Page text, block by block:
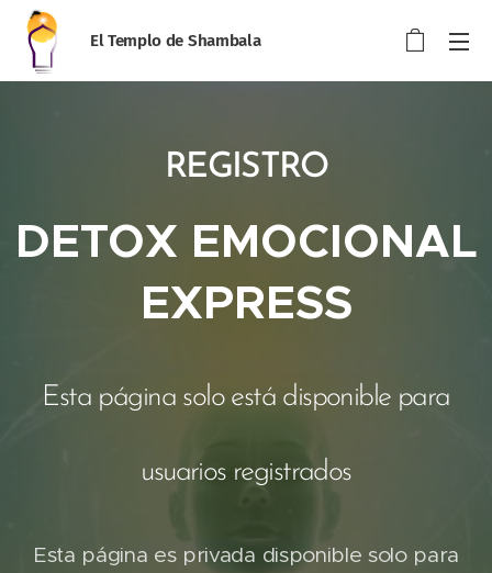
El Templo de Shambala
REGISTRO
DETOX EMOCIONAL
EXPRESS
Esta página solo está disponible para
usuarios registrados
Esta página es privada disponible solo para